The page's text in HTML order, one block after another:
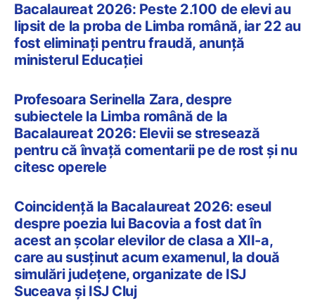
Bacalaureat 2026: Peste 2.100 de elevi au
lipsit de la proba de Limba română, iar 22 au
fost eliminați pentru fraudă, anunță
ministerul Educației
Profesoara Serinella Zara, despre
subiectele la Limba română de la
Bacalaureat 2026: Elevii se stresează
pentru că învață comentarii pe de rost și nu
citesc operele
Coincidență la Bacalaureat 2026: eseul
despre poezia lui Bacovia a fost dat în
acest an școlar elevilor de clasa a XII-a,
care au susținut acum examenul, la două
simulări județene, organizate de ISJ
Suceava și ISJ Cluj